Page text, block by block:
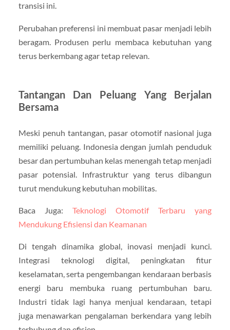
transisi ini.
Perubahan preferensi ini membuat pasar menjadi lebih
beragam. Produsen perlu membaca kebutuhan yang
terus berkembang agar tetap relevan.
Tantangan Dan Peluang Yang Berjalan
Bersama
Meski penuh tantangan, pasar otomotif nasional juga
memiliki peluang. Indonesia dengan jumlah penduduk
besar dan pertumbuhan kelas menengah tetap menjadi
pasar potensial. Infrastruktur yang terus dibangun
turut mendukung kebutuhan mobilitas.
Baca Juga: Teknologi Otomotif Terbaru yang
Mendukung Efisiensi dan Keamanan
Di tengah dinamika global, inovasi menjadi kunci.
Integrasi teknologi digital, peningkatan fitur
keselamatan, serta pengembangan kendaraan berbasis
energi baru membuka ruang pertumbuhan baru.
Industri tidak lagi hanya menjual kendaraan, tetapi
juga menawarkan pengalaman berkendara yang lebih